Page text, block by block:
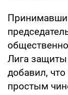
Лига защиты
добавил,
простым